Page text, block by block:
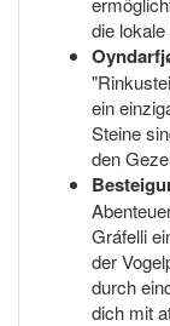
die
ein
Steine
den
Gráfelli
der
durch
dich mit